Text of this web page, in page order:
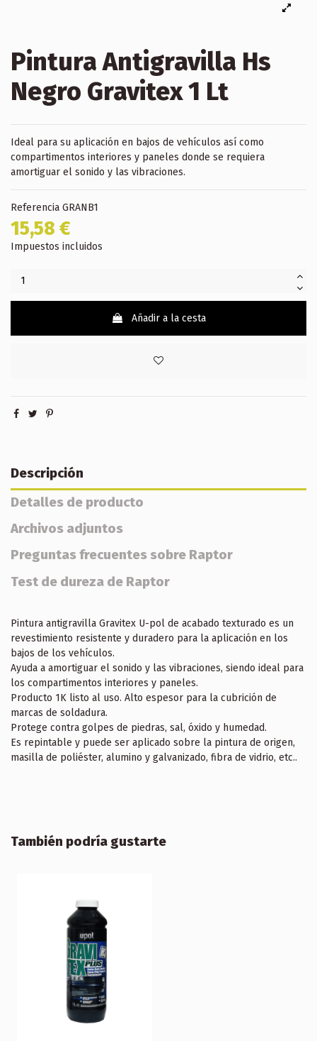
Pintura Antigravilla Hs
Negro Gravitex 1 Lt
Ideal para su aplicación en bajos de vehículos así como
compartimentos interiores y paneles donde se requiera
amortiguar el sonido y las vibraciones.
Referencia GRANB1
15,58 €
Impuestos incluidos
Añadir a la cesta
Descripción
Detalles de producto
Archivos adjuntos
Preguntas frecuentes sobre Raptor
Test de dureza de Raptor
Pintura antigravilla Gravitex U-pol de acabado texturado es un
revestimiento resistente y duradero para la aplicación en los
bajos de los vehículos.
Ayuda a amortiguar el sonido y las vibraciones, siendo ideal para
los compartimentos interiores y paneles.
Producto 1K listo al uso. Alto espesor para la cubrición de
marcas de soldadura.
Protege contra golpes de piedras, sal, óxido y humedad.
Es repintable y puede ser aplicado sobre la pintura de origen,
masilla de poliéster, alumino y galvanizado, fibra de vidrio, etc..
También podría gustarte